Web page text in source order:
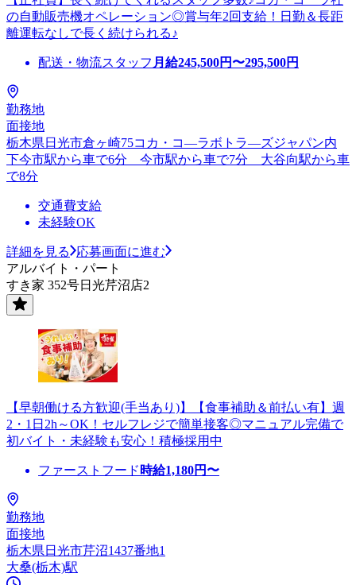
の自動販売機オペレーション◎賞与年2回支給！日勤＆長距
離運転なしで長く続けられる♪
配送・物流スタッフ 月給245,500円〜295,500円
勤務地
面接地
栃木県日光市倉ヶ崎75コカ・コ―ラボトラ―ズジャパン内
下今市駅から車で6分 今市駅から車で7分 大谷向駅から車
で8分
交通費支給
未経験OK
詳細を見る
応募画面に進む
アルバイト・パート
すき家 352号日光芹沼店2
【早朝働ける方歓迎(手当あり)】【食事補助＆前払い有】週
2・1日2h～OK！セルフレジで簡単接客◎マニュアル完備で
初バイト・未経験も安心！積極採用中
ファーストフード 時給1,180円〜
勤務地
面接地
栃木県日光市芹沼1437番地1
大桑(栃木)駅